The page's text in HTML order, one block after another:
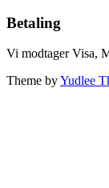
Betaling
Vi modtager Visa,
Theme byYudlee